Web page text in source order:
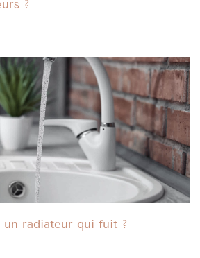
?
radiateur qui fuit ?